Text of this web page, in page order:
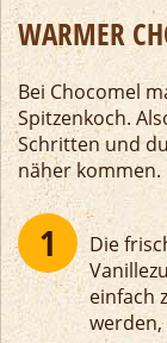
WARMER
Bei Chocomel
Spitzenkoch.
Schritten und
näher kommen.
Die
einfach
werden,